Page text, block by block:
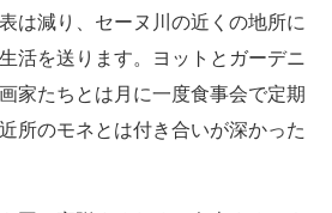
は減り、セーヌ川の近くの地所に
活を送ります。ヨットとガーデニ
家たちとは月に一度食事会で定期
所のモネとは付き合いが深かった